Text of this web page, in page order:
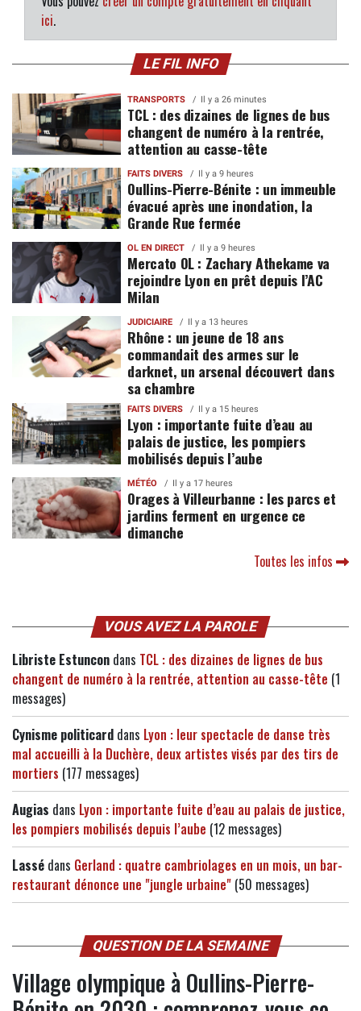
ici.
LE FIL INFO
TRANSPORTS Il y a 26 minutes
TCL : des dizaines de lignes de bus
changent de numéro à la rentrée,
attention au casse-tête
FAITS DIVERS Il y a 9 heures
Oullins-Pierre-Bénite : un immeuble
évacué après une inondation, la
Grande Rue fermée
OL EN DIRECT Il y a 9 heures
Mercato OL : Zachary Athekame va
rejoindre Lyon en prêt depuis l’AC
Milan
JUDICIAIRE Il y a 13 heures
Rhône : un jeune de 18 ans
commandait des armes sur le
darknet, un arsenal découvert dans
sa chambre
FAITS DIVERS Il y a 15 heures
Lyon : importante fuite d’eau au
palais de justice, les pompiers
mobilisés depuis l’aube
MÉTÉO Il y a 17 heures
Orages à Villeurbanne : les parcs et
jardins ferment en urgence ce
dimanche
Toutes les infos
VOUS AVEZ LA PAROLE
Libriste Estuncon dans TCL : des dizaines de lignes de bus
changent de numéro à la rentrée, attention au casse-tête (1
messages)
Cynisme politicard dans Lyon : leur spectacle de danse très
mal accueilli à la Duchère, deux artistes visés par des tirs de
mortiers (177 messages)
Augias dans Lyon : importante fuite d’eau au palais de justice,
les pompiers mobilisés depuis l’aube (12 messages)
Lassé dans Gerland : quatre cambriolages en un mois, un bar-
restaurant dénonce une "jungle urbaine" (50 messages)
QUESTION DE LA SEMAINE
Village olympique à Oullins-Pierre-